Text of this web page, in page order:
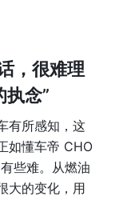
，很难理
念”
有所感知，这
如懂车帝 CHO
些难。从燃油
大的变化，用